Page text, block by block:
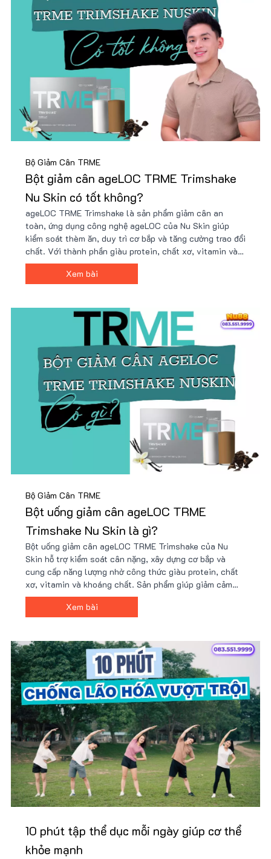
Bộ Giảm Cân TRME
Bột giảm cân ageLOC TRME Trimshake
Nu Skin có tốt không?
ageLOC TRME Trimshake là sản phẩm giảm cân an
toàn, ứng dụng công nghệ ageLOC của Nu Skin giúp
kiểm soát thèm ăn, duy trì cơ bắp và tăng cường trao đổi
chất. Với thành phần giàu protein, chất xơ, vitamin và
khoáng chất, Trimshake hỗ trợ cải thiện vóc dáng hiệu
quả. Mua ngay tại Nu88 để có giá ưu đãi!
Xem bài
Bộ Giảm Cân TRME
Bột uống giảm cân ageLOC TRME
Trimshake Nu Skin là gì?
Bột uống giảm cân ageLOC TRME Trimshake của Nu
Skin hỗ trợ kiểm soát cân nặng, xây dựng cơ bắp và
cung cấp năng lượng nhờ công thức giàu protein, chất
xơ, vitamin và khoáng chất. Sản phẩm giúp giảm cảm
giác thèm ăn, tăng cường trao đổi chất và phù hợp với
người bận rộn hoặc tập luyện. Giá tốt tại Nu88!
Xem bài
10 phút tập thể dục mỗi ngày giúp cơ thể
khỏe mạnh